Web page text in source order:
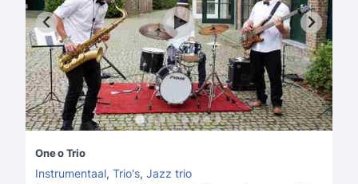
One o Trio
Instrumentaal, Trio's, Jazz trio